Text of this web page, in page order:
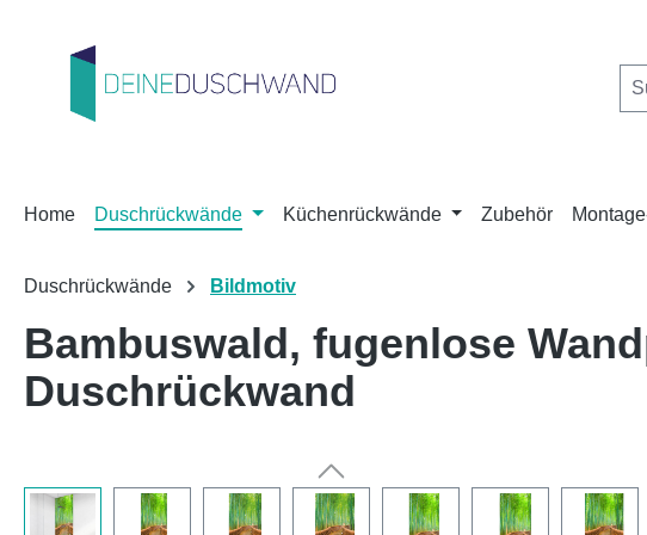
Home Duschrückwände Küchenrückwände Zubehör
Duschrückwände Bildmotiv
Bambuswald, fugenlose
Duschrückwand